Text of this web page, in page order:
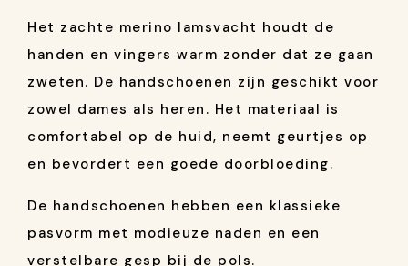
Het zachte merino lamsvacht houdt de
handen en vingers warm zonder dat ze gaan
zweten. De handschoenen zijn geschikt voor
zowel dames als heren. Het materiaal is
comfortabel op de huid, neemt geurtjes op
en bevordert een goede doorbloeding.
De handschoenen hebben een klassieke
pasvorm met modieuze naden en een
verstelbare gesp bij de pols.